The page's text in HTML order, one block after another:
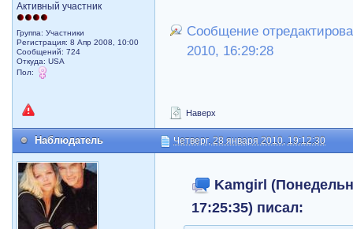
Активный участник
Группа: Участники
Регистрация: 8 Апр 2008, 10:00
Сообщений: 724
Откуда: USA
Пол:
Сообщение
2010, 16:29:28
Наверх
Наблюдатель Четверг, 28 января 2010, 19:12:30
Kamgirl
17:25:35) писал: